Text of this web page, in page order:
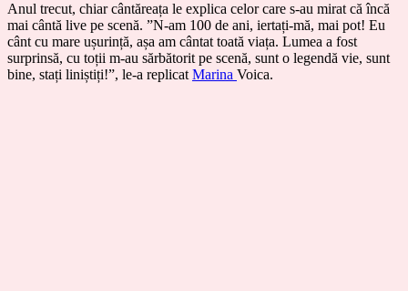
Anul trecut, chiar cântăreața le explica celor care s-au mirat că încă
mai cântă live pe scenă. ”N-am 100 de ani, iertați-mă, mai pot! Eu
cânt cu mare ușurință, așa am cântat toată viața. Lumea a fost
surprinsă, cu toții m-au sărbătorit pe scenă, sunt o legendă vie, sunt
bine, stați liniștiți!”, le-a replicat Marina Voica.